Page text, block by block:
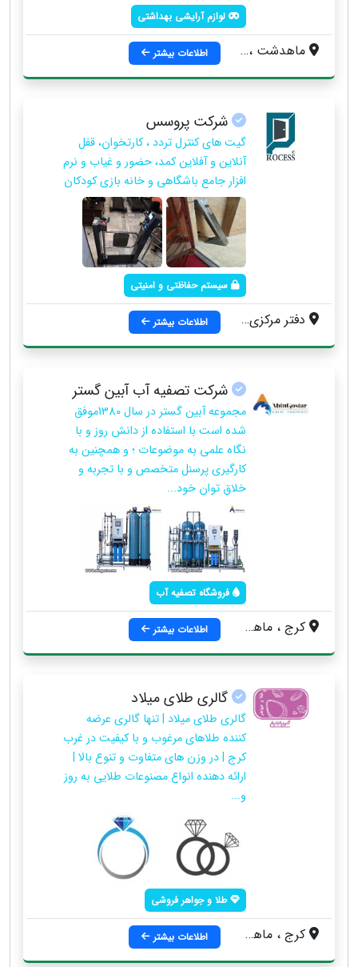
لوازم آرایشی بهداشتی
ماهدشت ، بلوار امام ، روبروی بانک کشاورزی اطلاعات بیشتر
شرکت پروسس
گیت های کنترل تردد ، کارتخوان، قفل
آنلاین و آفلاین کمد، حضور و غیاب و نرم
افزار جامع باشگاهی و خانه بازی کودکان
سیستم حفاظتی و امنیتی
دفتر مرکزی : چهار راه مصباح ، بلوار امامزاده حسن ، بعد از بانک ملی ، جنب داروخانه سینا ، ساختمان کسری طبقه اول اطلاعات بیشتر
شرکت تصفیه آب آبین گستر
مجموعه آبین گستر در سال 1380موفق
شده است با استفاده از دانش روز و با
نگاه علمی به موضوعات ؛ و همچنین به
کارگیری پرسنل متخصص و با تجربه و
خلاق توان خود...
فروشگاه تصفیه آب
کرج ، ماهدشت ، شهرک صنعتی خوارزمی ، خیابان دهم جنوبی ، بعد از ایستگاه گاز فشار قوی ، پلاک ۱۷ اطلاعات بیشتر
گالری طلای میلاد
گالری طلای میلاد | تنها گالری عرضه
کننده طلاهای مرغوب و با کیفیت در غرب
کرج | در وزن های متفاوت و تنوع بالا |
ارائه دهنده انواع مصنوعات طلایی به روز
و...
طلا و جواهر فروشی
کرج ، ماهدشت ، میدان آزادگان ، گالری طلای میلاد اطلاعات بیشتر